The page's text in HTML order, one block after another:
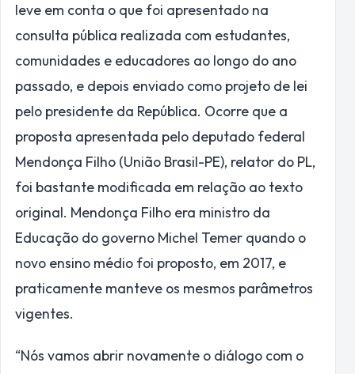
leve em conta o que foi apresentado na
consulta pública realizada com estudantes,
comunidades e educadores ao longo do ano
passado, e depois enviado como projeto de lei
pelo presidente da República. Ocorre que a
proposta apresentada pelo deputado federal
Mendonça Filho (União Brasil-PE), relator do PL,
foi bastante modificada em relação ao texto
original. Mendonça Filho era ministro da
Educação do governo Michel Temer quando o
novo ensino médio foi proposto, em 2017, e
praticamente manteve os mesmos parâmetros
vigentes.
“Nós vamos abrir novamente o diálogo com o